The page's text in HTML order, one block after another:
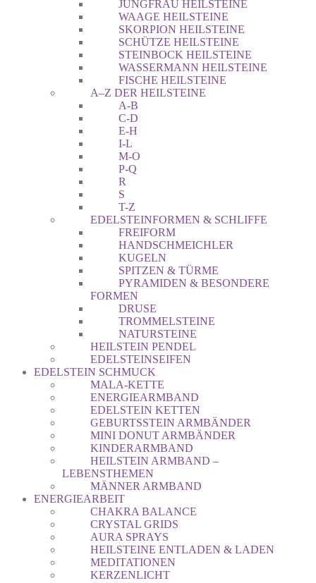
JUNGFRAU HEILSTEINE
WAAGE HEILSTEINE
SKORPION HEILSTEINE
SCHÜTZE HEILSTEINE
STEINBOCK HEILSTEINE
WASSERMANN HEILSTEINE
FISCHE HEILSTEINE
A–Z DER HEILSTEINE
A-B
C-D
E-H
I-L
M-O
P-Q
R
S
T-Z
EDELSTEINFORMEN & SCHLIFFE
FREIFORM
HANDSCHMEICHLER
KUGELN
SPITZEN & TÜRME
PYRAMIDEN & BESONDERE
FORMEN
DRUSE
TROMMELSTEINE
NATURSTEINE
HEILSTEIN PENDEL
EDELSTEINSEIFEN
EDELSTEIN SCHMUCK
MALA-KETTE
ENERGIEARMBAND
EDELSTEIN KETTEN
GEBURTSSTEIN ARMBÄNDER
MINI DONUT ARMBÄNDER
KINDERARMBAND
HEILSTEIN ARMBAND –
LEBENSTHEMEN
MÄNNER ARMBAND
ENERGIEARBEIT
CHAKRA BALANCE
CRYSTAL GRIDS
AURA SPRAYS
HEILSTEINE ENTLADEN & LADEN
MEDITATIONEN
KERZENLICHT